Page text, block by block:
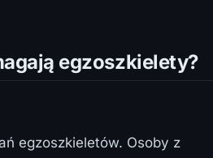
egzoszkielety?
egzoszkieletów. Osoby z